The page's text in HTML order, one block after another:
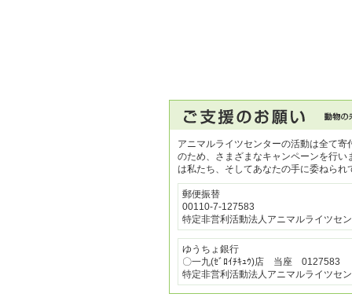
アニマルライツセンターの活動は全て
のため、さまざまなキャンペーンを行
は私たち、そしてあなたの手に委ねられ
郵便振替
00110-7-127583
特定非営利活動法人アニマルライツセ
ゆうちょ銀行
〇一九(ｾﾞﾛｲﾁｷｭｳ)店 当座 0127583
特定非営利活動法人アニマルライツセ